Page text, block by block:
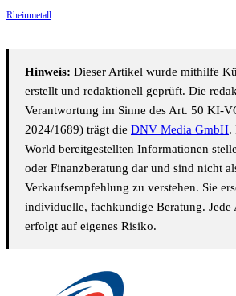
Rheinmetall
Hinweis: Dieser Artikel wurde mithilfe
erstellt und redaktionell geprüft. Die
Verantwortung im Sinne des Art. 50 KI-
2024/1689) trägt die DNV Media GmbH.
World bereitgestellten Informationen
oder Finanzberatung dar und sind nicht
Verkaufsempfehlung zu verstehen. Sie
individuelle, fachkundige Beratung. Jede
erfolgt auf eigenes Risiko.